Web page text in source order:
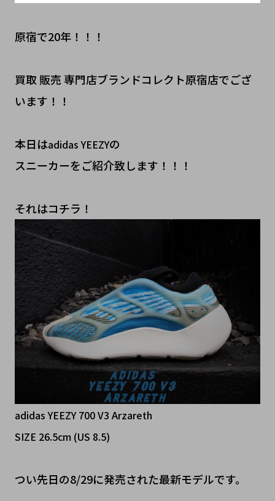
原宿で20年！！！
買取 販売 専門店ブランドコレクト原宿店でござ
います！！
本日はadidas YEEZYの
スニーカーをご紹介致します！！！
それはコチラ！
adidas YEEZY 700 V3 Arzareth
SIZE 26.5cm (US 8.5)
つい先日の8/29に発売された最新モデルです。